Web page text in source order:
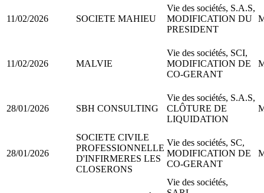
11/02/2026 SOCIETE MAHIEU
Vie des sociétés, S.A.S,
MODIFICATION DU
PRESIDENT
11/02/2026 MALVIE
Vie des sociétés, SCI,
MODIFICATION DE
CO-GERANT
28/01/2026 SBH CONSULTING
Vie des sociétés, S.A.S,
CLÔTURE DE
LIQUIDATION
28/01/2026
SOCIETE CIVILE
PROFESSIONNELLE
D'INFIRMERES LES
CLOSERONS
Vie des sociétés, SC,
MODIFICATION DE
CO-GERANT
Vie des sociétés,